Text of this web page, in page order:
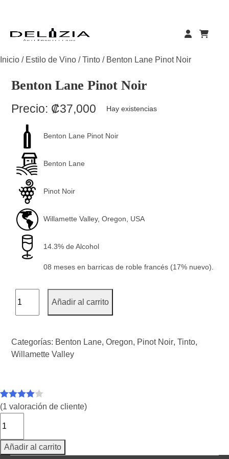
Inicio / Estilo de Vino /Tinto / Benton Lane Pinot Noir
Benton Lane Pinot Noir
Precio: ₡37,000 Hay existencias
Benton Lane Pinot Noir
Benton Lane
Pinot Noir
Willamette Valley, Oregon, USA
14.3% de Alcohol
08 meses en barricas de roble francés (17% nuevo).
Añadir al carrito
Categorías: Benton Lane,Oregon, Pinot Noir,Tinto,
Willamette Valley
Valorado
de 5 en
base a
1
valoración
(1 valoración de cliente)
Lane
Pinot
Noir
Añadir al carrito